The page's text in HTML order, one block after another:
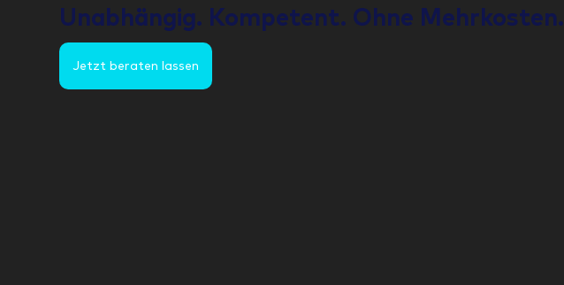
Unabhängig. Kompetent. Ohne Mehrkosten.
Jetzt beraten lassen